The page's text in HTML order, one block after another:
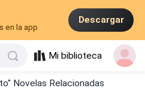
en la app
Descargar
Mi biblioteca
Novelas Relacionadas